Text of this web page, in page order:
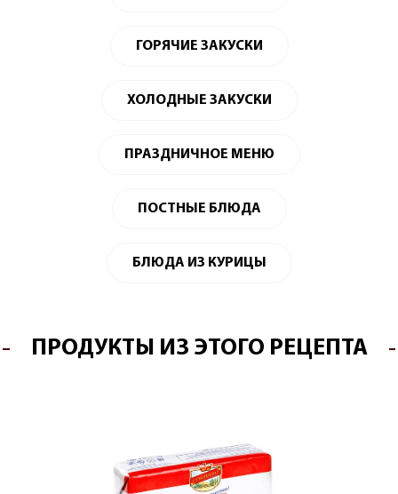
ГОРЯЧИЕ ЗАКУСКИ
ХОЛОДНЫЕ ЗАКУСКИ
ПРАЗДНИЧНОЕ МЕНЮ
ПОСТНЫЕ БЛЮДА
БЛЮДА ИЗ КУРИЦЫ
ПРОДУКТЫ ИЗ ЭТОГО РЕЦЕПТА